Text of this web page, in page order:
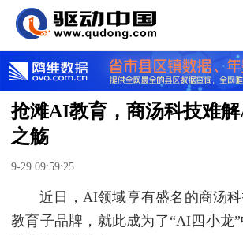
抢滩AI教育，商汤科技难
之觞
9-29 09:59:25
近日，AI领域享有盛名的商汤
教育子品牌，就此成为了“AI四小龙